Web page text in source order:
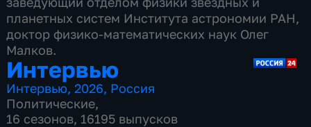
планетных систем Института астрономии РАН,
доктор физико-математических наук Олег
Малков.
Интервью
Интервью,2026, Россия
Политические,
16 сезонов, 16195 выпусков